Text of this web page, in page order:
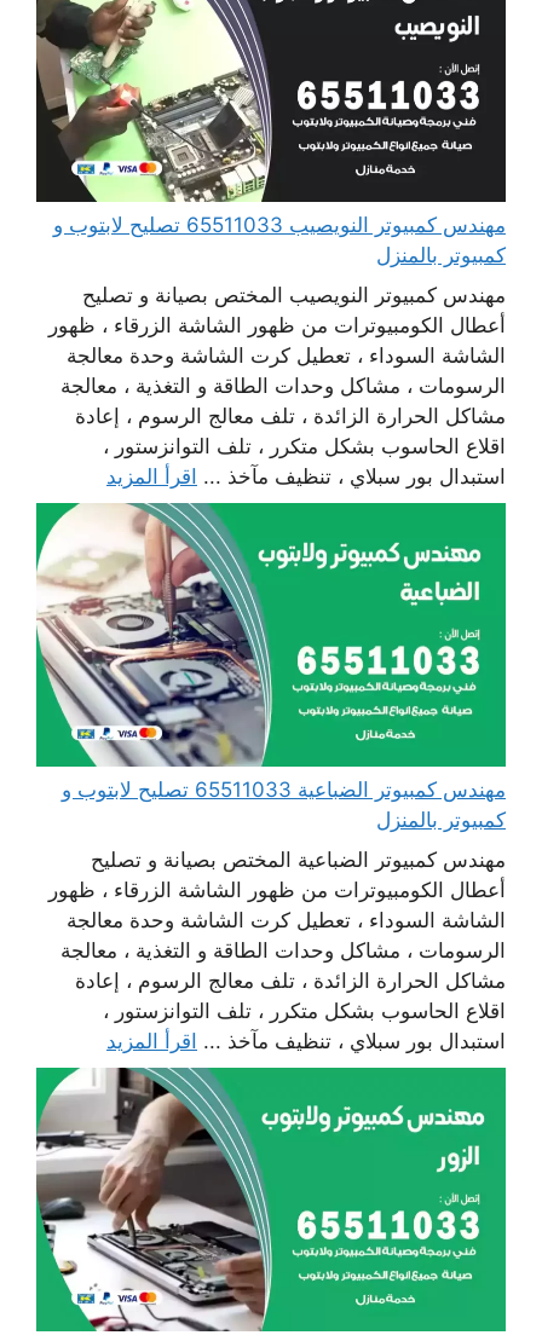
مهندس كمبيوتر النويصيب 65511033 تصليح لابتوب و
كمبيوتر بالمنزل
مهندس كمبيوتر النويصيب المختص بصيانة و تصليح
أعطال الكومبيوترات من ظهور الشاشة الزرقاء ، ظهور
الشاشة السوداء ، تعطيل كرت الشاشة وحدة معالجة
الرسومات ، مشاكل وحدات الطاقة و التغذية ، معالجة
مشاكل الحرارة الزائدة ، تلف معالج الرسوم ، إعادة
اقلاع الحاسوب بشكل متكرر ، تلف التوانزستور ،
استبدال بور سبلاي ، تنظيف مآخذ ... اقرأ المزيد
مهندس كمبيوتر الضباعية 65511033 تصليح لابتوب و
كمبيوتر بالمنزل
مهندس كمبيوتر الضباعية المختص بصيانة و تصليح
أعطال الكومبيوترات من ظهور الشاشة الزرقاء ، ظهور
الشاشة السوداء ، تعطيل كرت الشاشة وحدة معالجة
الرسومات ، مشاكل وحدات الطاقة و التغذية ، معالجة
مشاكل الحرارة الزائدة ، تلف معالج الرسوم ، إعادة
اقلاع الحاسوب بشكل متكرر ، تلف التوانزستور ،
استبدال بور سبلاي ، تنظيف مآخذ ... اقرأ المزيد